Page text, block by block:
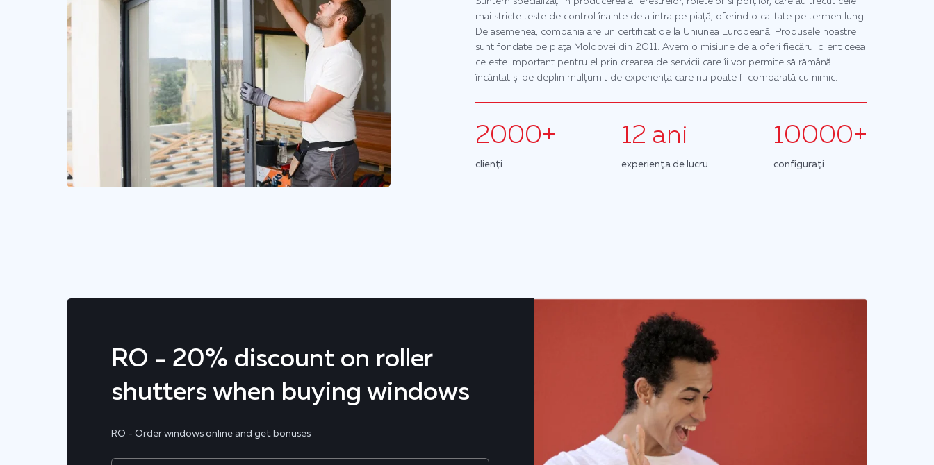
mai stricte teste de control înainte de a intra pe piață, oferind o calitate pe termen lung.
De asemenea, compania are un certificat de la Uniunea Europeană. Produsele noastre
sunt fondate pe piața Moldovei din 2011. Avem o misiune de a oferi fiecărui client ceea
ce este important pentru el prin crearea de servicii care îi vor permite să rămână
încântat și pe deplin mulțumit de experiența care nu poate fi comparată cu nimic.
2000+
clienți
12 ani
experiența de lucru
10000+
configurați
RO - 20% discount on roller
shutters when buying windows
RO - Order windows online and get bonuses